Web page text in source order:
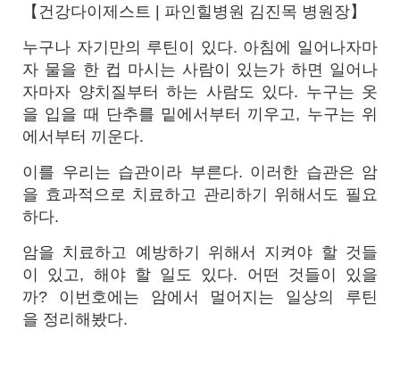
【건강다이제스트 | 파인힐병원 김진목 병원장】
누구나 자기만의 루틴이 있다. 아침에 일어나자마
자 물을 한 컵 마시는 사람이 있는가 하면 일어나
자마자 양치질부터 하는 사람도 있다. 누구는 옷
을 입을 때 단추를 밑에서부터 끼우고, 누구는 위
에서부터 끼운다.
이를 우리는 습관이라 부른다. 이러한 습관은 암
을 효과적으로 치료하고 관리하기 위해서도 필요
하다.
암을 치료하고 예방하기 위해서 지켜야 할 것들
이 있고, 해야 할 일도 있다. 어떤 것들이 있을
까? 이번호에는 암에서 멀어지는 일상의 루틴
을 정리해봤다.